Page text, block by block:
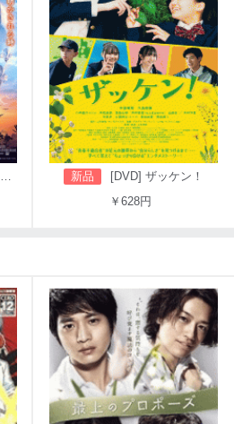
新品
[DVD] ザッケン！
￥628円